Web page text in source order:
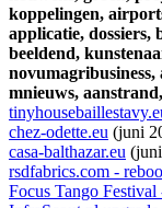
koppelingen,
applicatie, dossiers,
beeldend,
novumagribusiness,
mnieuws, aanstrand,
chez-odette.eu (juni
casa-balthazar.eu
rsdfabrics.com -
Focus Tango Festival